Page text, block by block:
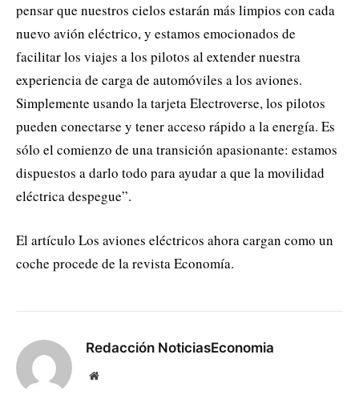
pensar que nuestros cielos estarán más limpios con cada
nuevo avión eléctrico, y estamos emocionados de
facilitar los viajes a los pilotos al extender nuestra
experiencia de carga de automóviles a los aviones.
Simplemente usando la tarjeta Electroverse, los pilotos
pueden conectarse y tener acceso rápido a la energía. Es
sólo el comienzo de una transición apasionante: estamos
dispuestos a darlo todo para ayudar a que la movilidad
eléctrica despegue”.
El artículo Los aviones eléctricos ahora cargan como un
coche procede de la revista Economía.
Redacción NoticiasEconomia
Website